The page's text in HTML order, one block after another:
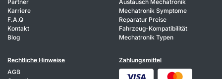
Partner
Karriere
F.A.Q
Kontakt
Blog
Austausch Mechatronik
Mechatronik Symptome
Reparatur Preise
Fahrzeug-Kompatibilität
Mechatronik Typen
Rechtliche Hinweise
AGB
Zahlungsmittel